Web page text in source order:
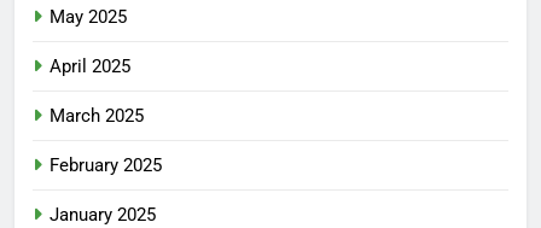
May 2025
April 2025
March 2025
February 2025
January 2025